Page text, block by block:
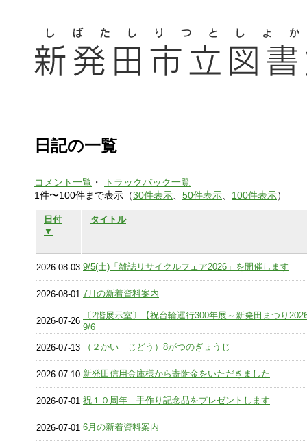
日記の一覧
コメント一覧 ・
トラックバック一覧
1件〜100件まで表示（30件表示 50件表示 100件表示）
日付
▼
タイトル
2026-08-03 9/5(土)「雑誌リサイクルフェア2026」を開催します
2026-08-01 7月の新着資料案内
2026-07-26
〔2階展示室〕【祝台輪運行300年展～新発田まつり
9/6
2026-07-13
（２かい じどう）8がつのぎょうじ
2026-07-10 新発田信用金庫様から寄附金をいただきました
2026-07-01 祝１０周年 手作り記念品をプレゼントします
2026-07-01 6月の新着資料案内